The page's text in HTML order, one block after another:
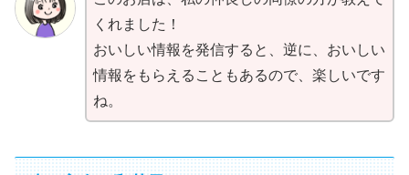
くれました！
おいしい情報を発信すると、逆に、おいしい
情報をもらえることもあるので、楽しいです
ね。